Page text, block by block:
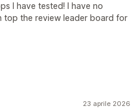
I have tested! I have no
top the review leader board for
23 aprile 2026